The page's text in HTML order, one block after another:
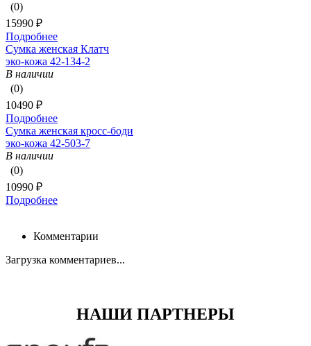
(0)
15990 ₽
Подробнее
Сумка женская Клатч
эко-кожа 42-134-2
В наличии
(0)
10490 ₽
Подробнее
Сумка женская кросс-боди
эко-кожа 42-503-7
В наличии
(0)
10990 ₽
Подробнее
Комментарии
Загрузка комментариев...
НАШИ ПАРТНЕРЫ